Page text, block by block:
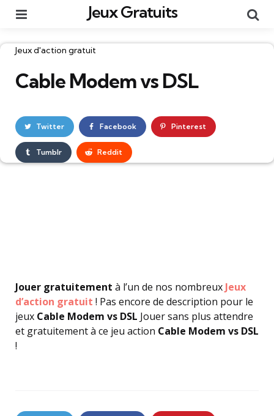
Jeux Gratuits
Catégories
Jeux d'action gratuit
Cable Modem vs DSL
Twitter Facebook Pinterest
Tumblr Reddit
Jouer gratuitement à l’un de nos nombreux Jeux
d’action gratuit ! Pas encore de description pour le
jeux Cable Modem vs DSL Jouer sans plus attendre
et gratuitement à ce jeu action Cable Modem vs DSL
!